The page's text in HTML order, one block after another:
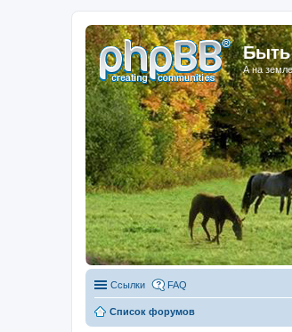
Быть
А на
Ссылки FAQ
Список форумов